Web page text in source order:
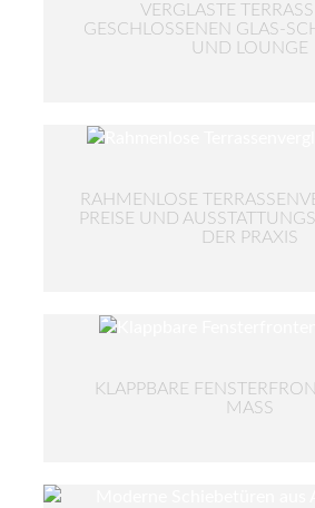
VERGLASTE
GESCHLOSSENEN GLAS-
UND LOUNGE
RAHMENLOSE
PREISE UND
DER PRAXIS
KLAPPBARE
MASS